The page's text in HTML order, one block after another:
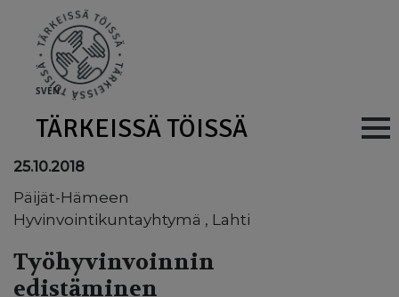
SVEN
TÄRKEISSÄ TÖISSÄ Main
25.10.2018
Päijät-Hämeen
Hyvinvointikuntayhtymä , Lahti
Työhyvinvoinnin
edistäminen